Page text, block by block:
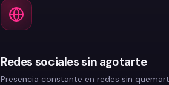
Redes sociales sin agotarte